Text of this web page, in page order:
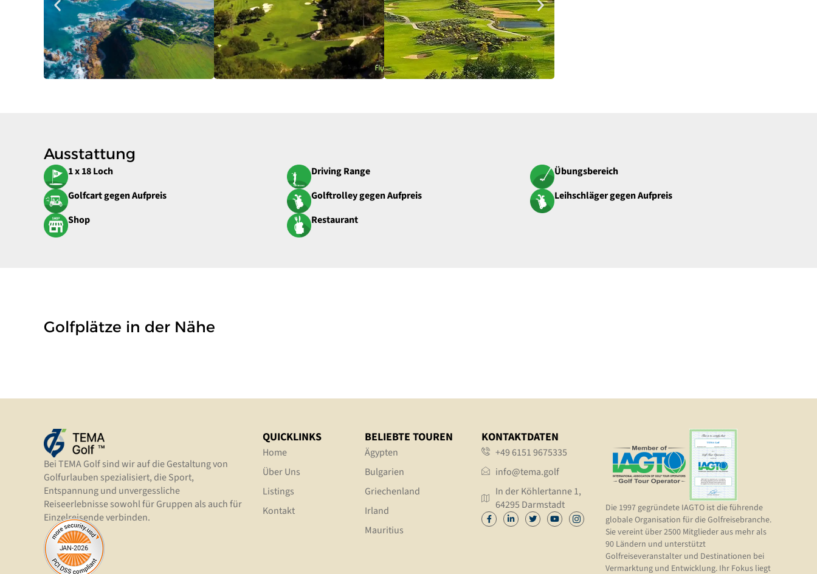
Ausstattung
1 x 18 Loch Driving Range
Übungsbereich
Golfcart gegen Aufpreis
Golftrolley gegen Aufpreis
Leihschläger gegen Aufpreis
Shop
Restaurant
Golfplätze in der Nähe
Bei TEMA Golf sind wir auf die Gestaltung von
Golfurlauben spezialisiert, die Sport,
Entspannung und unvergessliche
Reiseerlebnisse sowohl für Gruppen als auch für
Einzelreisende verbinden.
QUICKLINKS
Home
Über Uns
Listings
Kontakt
BELIEBTE TOUREN
Ägypten
Bulgarien
Griechenland
Irland
Mauritius
KONTAKTDATEN
+49 6151 9675335
info@tema.golf
In der Köhlertanne 1,
64295 Darmstadt
Die 1997 gegründete IAGTO ist die führende
globale Organisation für die Golfreisebranche.
Sie vereint über 2500 Mitglieder aus mehr als
90 Ländern und unterstützt
Golfreiseveranstalter und Destinationen bei
Vermarktung und Entwicklung. Ihr Fokus liegt